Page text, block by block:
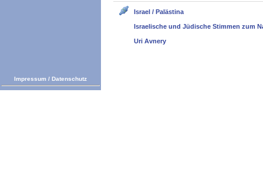
Israel / Palästina
Israelische und Jüdische Stimmen zum
Uri Avnery
Impressum / Datenschutz